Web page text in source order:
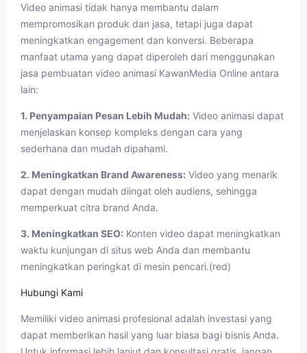
Video animasi tidak hanya membantu dalam
mempromosikan produk dan jasa, tetapi juga dapat
meningkatkan engagement dan konversi. Beberapa
manfaat utama yang dapat diperoleh dari menggunakan
jasa pembuatan video animasi KawanMedia Online antara
lain:
1. Penyampaian Pesan Lebih Mudah: Video animasi dapat
menjelaskan konsep kompleks dengan cara yang
sederhana dan mudah dipahami.
2. Meningkatkan Brand Awareness: Video yang menarik
dapat dengan mudah diingat oleh audiens, sehingga
memperkuat citra brand Anda.
3. Meningkatkan SEO: Konten video dapat meningkatkan
waktu kunjungan di situs web Anda dan membantu
meningkatkan peringkat di mesin pencari.(red)
Hubungi Kami
Memiliki video animasi profesional adalah investasi yang
dapat memberikan hasil yang luar biasa bagi bisnis Anda.